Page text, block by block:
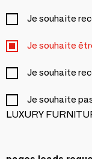
Je souhaite
Je souhaite
Je souhaite
Je souhaite
LUXURY